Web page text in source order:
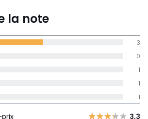
3,5
moyenne des avis
dans toutes les
3,3
la note
1
1
1
0
3
3,3